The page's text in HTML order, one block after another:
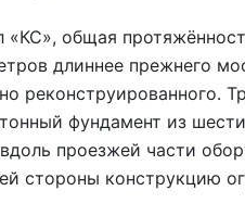
«КС», общая
длиннее прежнего
реконструированного.
фундамент из
проезжей части
стороны конструкцию